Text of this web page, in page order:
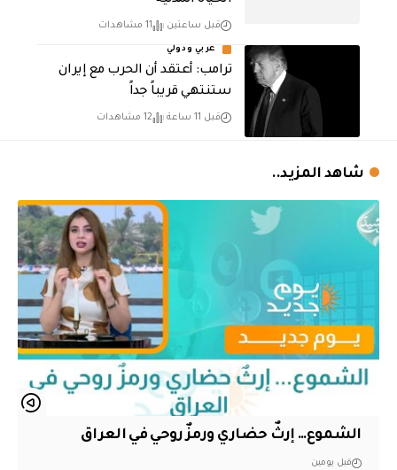
قبل ساعتين 11 مشاهدات
عربي ودولي
‏ترامب: أعتقد أن الحرب مع إيران
ستنتهي قريباً جداً
قبل 11 ساعة 12 مشاهدات
شاهد المزيد..
الشموع… إرثٌ حضاري ورمزٌ روحي في العراق
قبل يومين